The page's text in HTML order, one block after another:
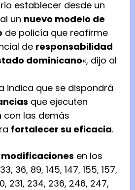
establecer desde un
un nuevo modelo de
de policía que reafirme
de responsabilidad
dominicano«, dijo al
indica que se dispondrá
que ejecuten
con las demás
fortalecer su eficacia.
en los
36, 89, 145, 147, 155, 157,
231, 234, 236, 246, 247,